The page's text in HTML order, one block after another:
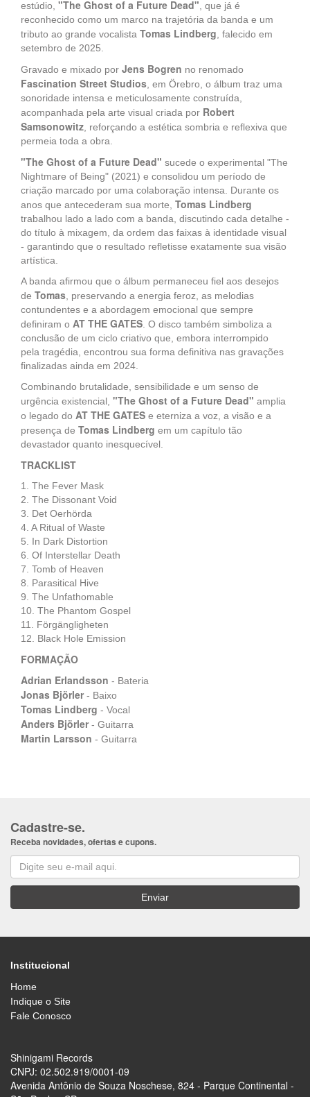
estúdio, "The Ghost of a Future Dead" , que já é
reconhecido como um marco na trajetória da banda e um
tributo ao grande vocalista Tomas Lindberg , falecido em
setembro de 2025.
Gravado e mixado por Jens Bogren no renomado
Fascination Street Studios , em Örebro, o álbum traz uma
sonoridade intensa e meticulosamente construída,
acompanhada pela arte visual criada por Robert
Samsonowitz , reforçando a estética sombria e reflexiva que
permeia toda a obra.
"The Ghost of a Future Dead" sucede o experimental "The
Nightmare of Being" (2021) e consolidou um período de
criação marcado por uma colaboração intensa. Durante os
anos que antecederam sua morte, Tomas Lindberg
trabalhou lado a lado com a banda, discutindo cada detalhe -
do título à mixagem, da ordem das faixas à identidade visual
- garantindo que o resultado refletisse exatamente sua visão
artística.
A banda afirmou que o álbum permaneceu fiel aos desejos
de Tomas , preservando a energia feroz, as melodias
contundentes e a abordagem emocional que sempre
definiram o AT THE GATES . O disco também simboliza a
conclusão de um ciclo criativo que, embora interrompido
pela tragédia, encontrou sua forma definitiva nas gravações
finalizadas ainda em 2024.
Combinando brutalidade, sensibilidade e um senso de
urgência existencial, "The Ghost of a Future Dead" amplia
o legado do AT THE GATES e eterniza a voz, a visão e a
presença de Tomas Lindberg em um capítulo tão
devastador quanto inesquecível.
TRACKLIST
1. The Fever Mask
2. The Dissonant Void
3. Det Oerhörda
4. A Ritual of Waste
5. In Dark Distortion
6. Of Interstellar Death
7. Tomb of Heaven
8. Parasitical Hive
9. The Unfathomable
10. The Phantom Gospel
11. Förgängligheten
12. Black Hole Emission
FORMAÇÃO
Adrian Erlandsson - Bateria
Jonas Björler - Baixo
Tomas Lindberg - Vocal
Anders Björler - Guitarra
Martin Larsson - Guitarra
Cadastre-se.
Receba novidades, ofertas e cupons.
Institucional
Home
Indique o Site
Fale Conosco
Shinigami Records
CNPJ: 02.502.919/0001-09
Avenida Antônio de Souza Noschese, 824 - Parque Continental -